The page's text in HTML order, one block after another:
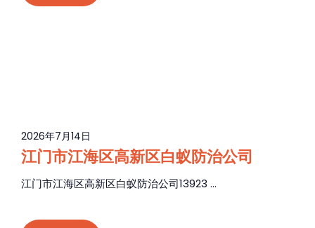
2026年7月14日
江门市江海区高新区白蚁防治公司
江门市江海区高新区白蚁防治公司13923 ...